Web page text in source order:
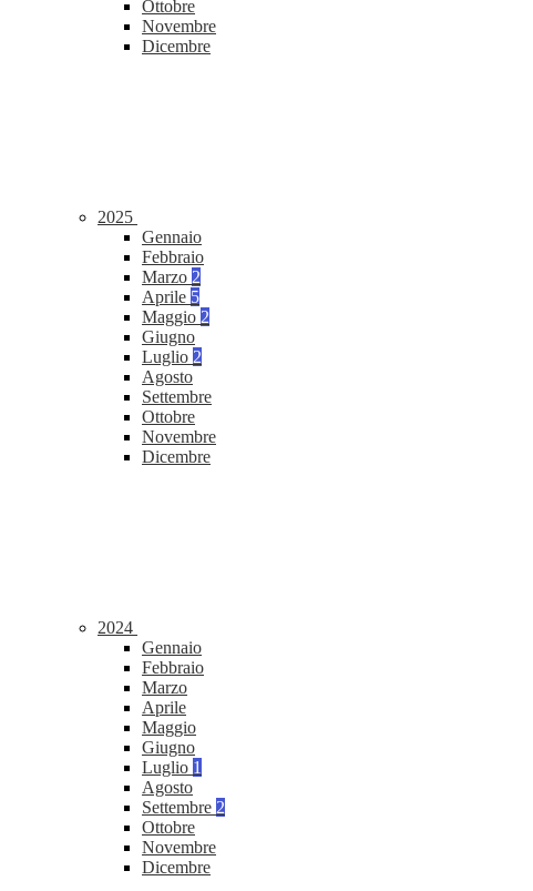
Ottobre
Novembre
Dicembre
2025
Gennaio
Febbraio
Marzo 2
Aprile 5
Maggio 2
Giugno
Luglio 2
Agosto
Settembre
Ottobre
Novembre
Dicembre
2024
Gennaio
Febbraio
Marzo
Aprile
Maggio
Giugno
Luglio 1
Agosto
Settembre 2
Ottobre
Novembre
Dicembre